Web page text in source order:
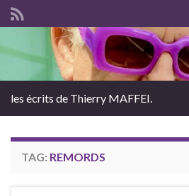
les écrits de Thierry MAFFEI.
TAG: REMORDS